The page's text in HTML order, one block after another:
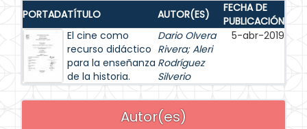
PORTADATÍTULO AUTOR(ES)
FECHA DE
PUBLICACIÓN
El cine como
recurso didáctico
para la enseñanza
de la historia.
Dario Olvera
Rivera;Aleri
Rodríguez
Silverio
5-abr-2019
Autor(es)